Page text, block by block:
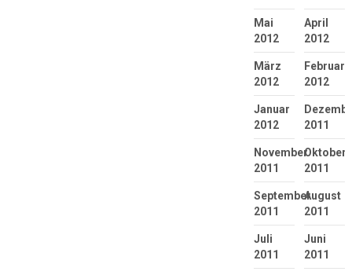
Mai
2012
April
2012
März
2012
Februar
2012
Januar
2012
2011
November
2011
Oktober
2011
September
2011
August
2011
Juli
2011
Juni
2011